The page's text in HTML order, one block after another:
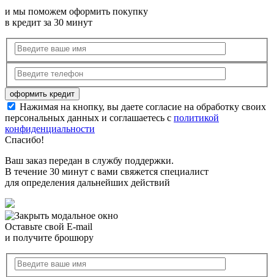
и мы поможем оформить покупку
в кредит за 30 минут
Нажимая на кнопку, вы даете согласие на обработку своих
персональных данных и соглашаетесь с политикой
конфиденциальности
Спасибо!
Ваш заказ передан в службу поддержки.
В течение 30 минут с вами свяжется специалист
для определения дальнейших действий
Оставьте свой E-mail
и получите брошюру